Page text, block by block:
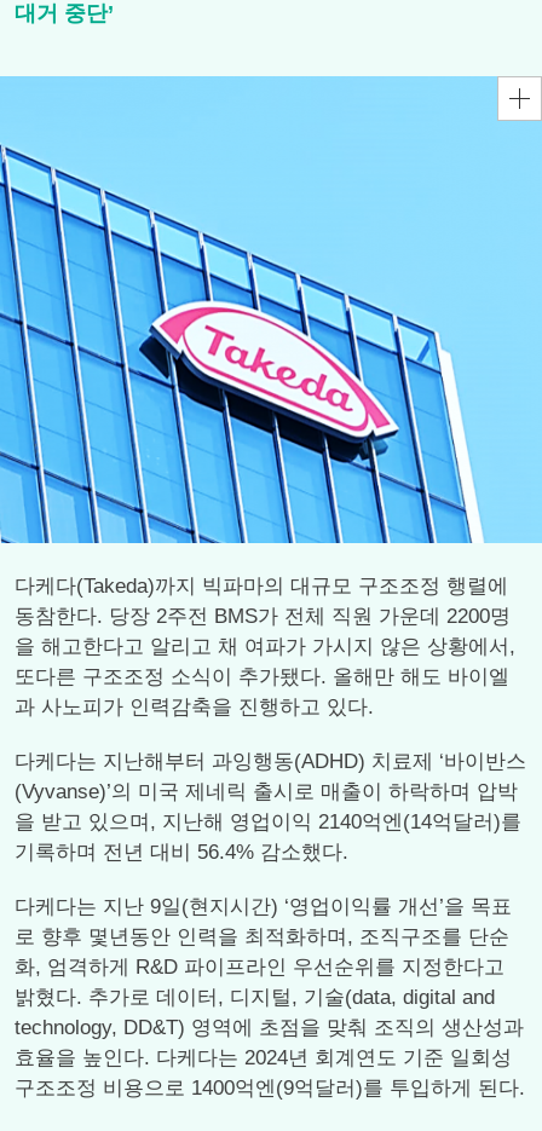
대거 중단’
다케다(Takeda)까지 빅파마의 대규모 구조조정 행렬에
동참한다. 당장 2주전 BMS가 전체 직원 가운데 2200명
을 해고한다고 알리고 채 여파가 가시지 않은 상황에서,
또다른 구조조정 소식이 추가됐다. 올해만 해도 바이엘
과 사노피가 인력감축을 진행하고 있다.
다케다는 지난해부터 과잉행동(ADHD) 치료제 ‘바이반스
(Vyvanse)’의 미국 제네릭 출시로 매출이 하락하며 압박
을 받고 있으며, 지난해 영업이익 2140억엔(14억달러)를
기록하며 전년 대비 56.4% 감소했다.
다케다는 지난 9일(현지시간) ‘영업이익률 개선’을 목표
로 향후 몇년동안 인력을 최적화하며, 조직구조를 단순
화, 엄격하게 R&D 파이프라인 우선순위를 지정한다고
밝혔다. 추가로 데이터, 디지털, 기술(data, digital and
technology, DD&T) 영역에 초점을 맞춰 조직의 생산성과
효율을 높인다. 다케다는 2024년 회계연도 기준 일회성
구조조정 비용으로 1400억엔(9억달러)를 투입하게 된다.